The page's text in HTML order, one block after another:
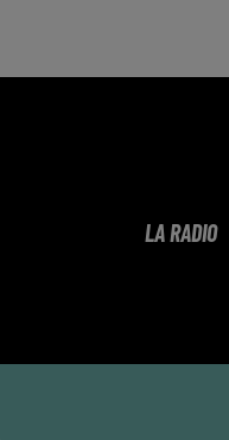
LA RADIO